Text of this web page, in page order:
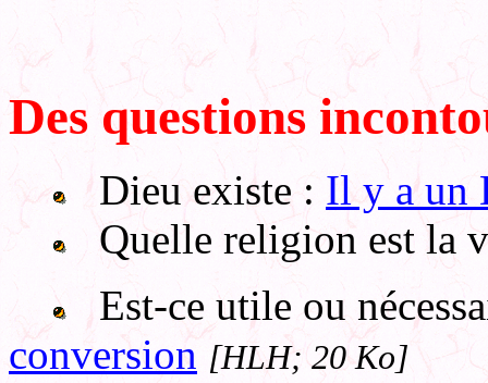
Des questions
Dieu existe : Il y a un
Quelle religion est la
Est-ce utile ou
conversion [HLH; 20 Ko]